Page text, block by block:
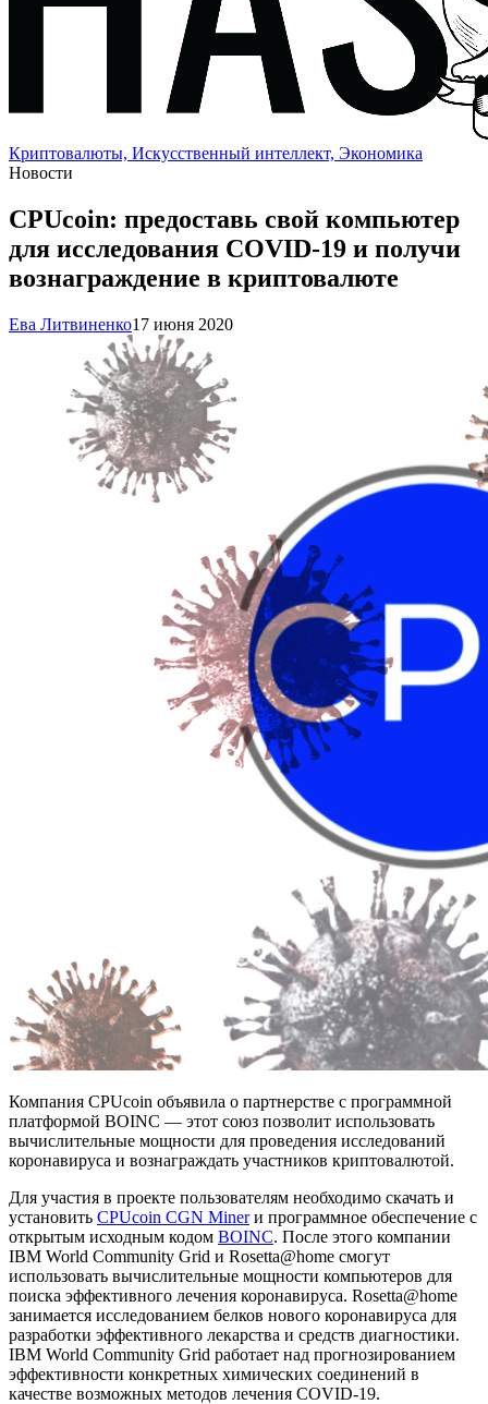
Криптовалюты, Искусственный интеллект, Экономика
Новости
CPUcoin: предоставь свой компьютер
для исследования COVID-19 и получи
вознаграждение в криптовалюте
Ева Литвиненко17 июня 2020
Компания CPUcoin объявила о партнерстве с программной
платформой BOINC — этот союз позволит использовать
вычислительные мощности для проведения исследований
коронавируса и вознаграждать участников криптовалютой.
Для участия в проекте пользователям необходимо скачать и
установить CPUcoin CGN Minerи программное обеспечение с
открытым исходным кодом BOINC. После этого компании
IBM World Community Grid и Rosetta@home смогут
использовать вычислительные мощности компьютеров для
поиска эффективного лечения коронавируса. Rosetta@home
занимается исследованием белков нового коронавируса для
разработки эффективного лекарства и средств диагностики.
IBM World Community Grid работает над прогнозированием
эффективности конкретных химических соединений в
качестве возможных методов лечения COVID-19.